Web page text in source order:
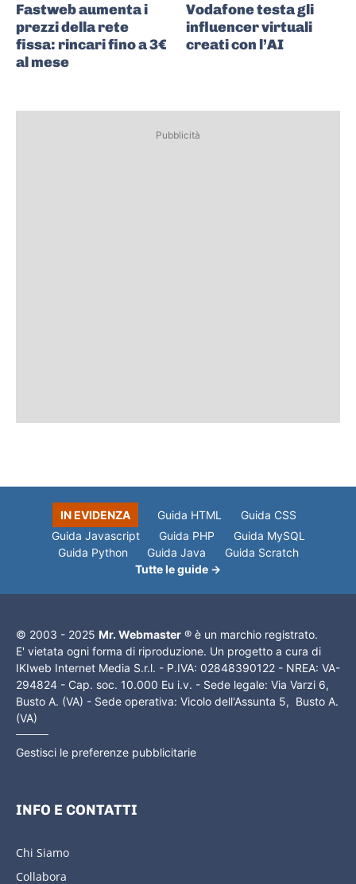
Fastweb aumenta i
prezzi della rete
fissa: rincari fino a 3€
al mese
Vodafone testa gli
influencer virtuali
creati con l’AI
Pubblicità
IN EVIDENZA Guida HTML
Guida CSS
Guida Javascript
Guida PHP
Guida MySQL
Guida Python
Guida Java
Guida Scratch
Tutte le guide →
© 2003 - 2025 Mr. Webmaster ® è un marchio registrato.
E' vietata ogni forma di riproduzione. Un progetto a cura di
IKIweb Internet Media S.r.l. - P.IVA: 02848390122 - NREA: VA-
294824 - Cap. soc. 10.000 Eu i.v. - Sede legale: Via Varzi 6,
Busto A. (VA) - Sede operativa: Vicolo dell'Assunta 5, Busto A.
(VA)
Gestisci le preferenze pubblicitarie
INFO E CONTATTI
Chi Siamo
Collabora